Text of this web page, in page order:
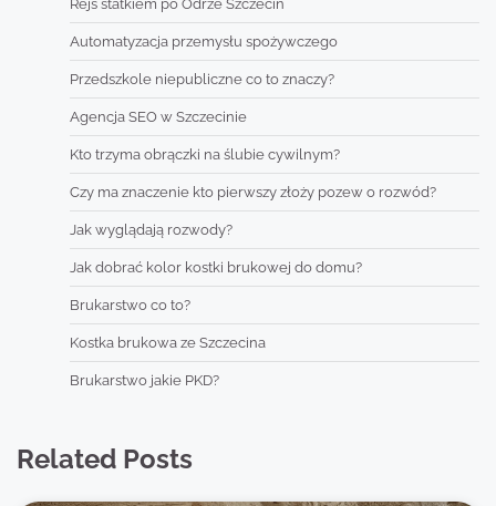
Rejs statkiem po Odrze Szczecin
Automatyzacja przemysłu spożywczego
Przedszkole niepubliczne co to znaczy?
Agencja SEO w Szczecinie
Kto trzyma obrączki na ślubie cywilnym?
Czy ma znaczenie kto pierwszy złoży pozew o rozwód?
Jak wyglądają rozwody?
Jak dobrać kolor kostki brukowej do domu?
Brukarstwo co to?
Kostka brukowa ze Szczecina
Brukarstwo jakie PKD?
Related Posts